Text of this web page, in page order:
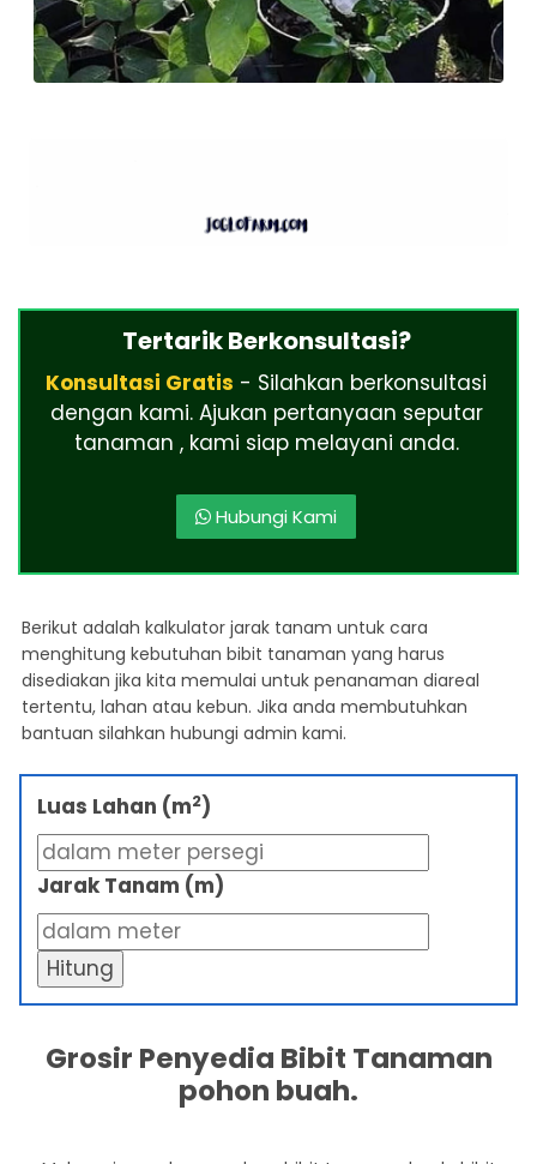
Tertarik Berkonsultasi?
Konsultasi Gratis - Silahkan berkonsultasi
dengan kami. Ajukan pertanyaan seputar
tanaman , kami siap melayani anda.
Hubungi Kami
Berikut adalah kalkulator jarak tanam untuk cara
menghitung kebutuhan bibit tanaman yang harus
disediakan jika kita memulai untuk penanaman diareal
tertentu, lahan atau kebun. Jika anda membutuhkan
bantuan silahkan hubungi admin kami.
Luas Lahan (m2)
Jarak Tanam (m)
Hitung
Grosir Penyedia Bibit Tanaman
pohon buah.